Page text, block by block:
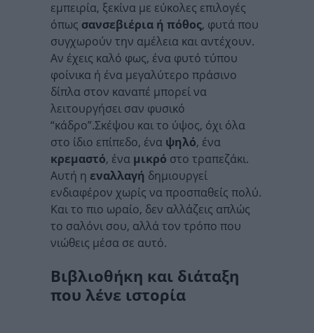
εμπειρία, ξεκίνα με εύκολες επιλογές
όπως σανσεβιέρια ή πόθος, φυτά που
συγχωρούν την αμέλεια και αντέχουν.
Αν έχεις καλό φως, ένα φυτό τύπου
φοίνικα ή ένα μεγαλύτερο πράσινο
δίπλα στον καναπέ μπορεί να
λειτουργήσει σαν φυσικό
“κάδρο”.Σκέψου και το ύψος, όχι όλα
στο ίδιο επίπεδο, ένα ψηλό, ένα
κρεμαστό, ένα μικρό στο τραπεζάκι.
Αυτή η εναλλαγή δημιουργεί
ενδιαφέρον χωρίς να προσπαθείς πολύ.
Και το πιο ωραίο, δεν αλλάζεις απλώς
το σαλόνι σου, αλλά τον τρόπο που
νιώθεις μέσα σε αυτό.
Βιβλιοθήκη και διάταξη
που λένε ιστορία